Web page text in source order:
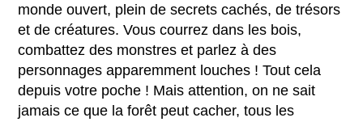
monde ouvert, plein de secrets cachés, de trésors
et de créatures. Vous courrez dans les bois,
combattez des monstres et parlez à des
personnages apparemment louches ! Tout cela
depuis votre poche ! Mais attention, on ne sait
jamais ce que la forêt peut cacher, tous les